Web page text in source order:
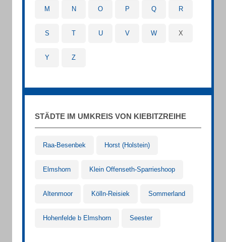
M N O P Q R
S T U V W X
Y Z
STÄDTE IM UMKREIS VON KIEBITZREIHE
Raa-Besenbek Horst (Holstein)
Elmshorn Klein Offenseth-Sparrieshoop
Altenmoor Kölln-Reisiek Sommerland
Hohenfelde b Elmshorn Seester